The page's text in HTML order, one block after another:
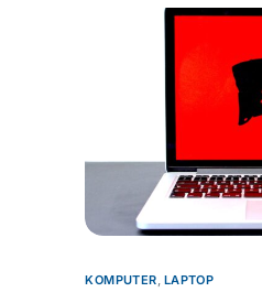
KOMPUTER LAPTOP